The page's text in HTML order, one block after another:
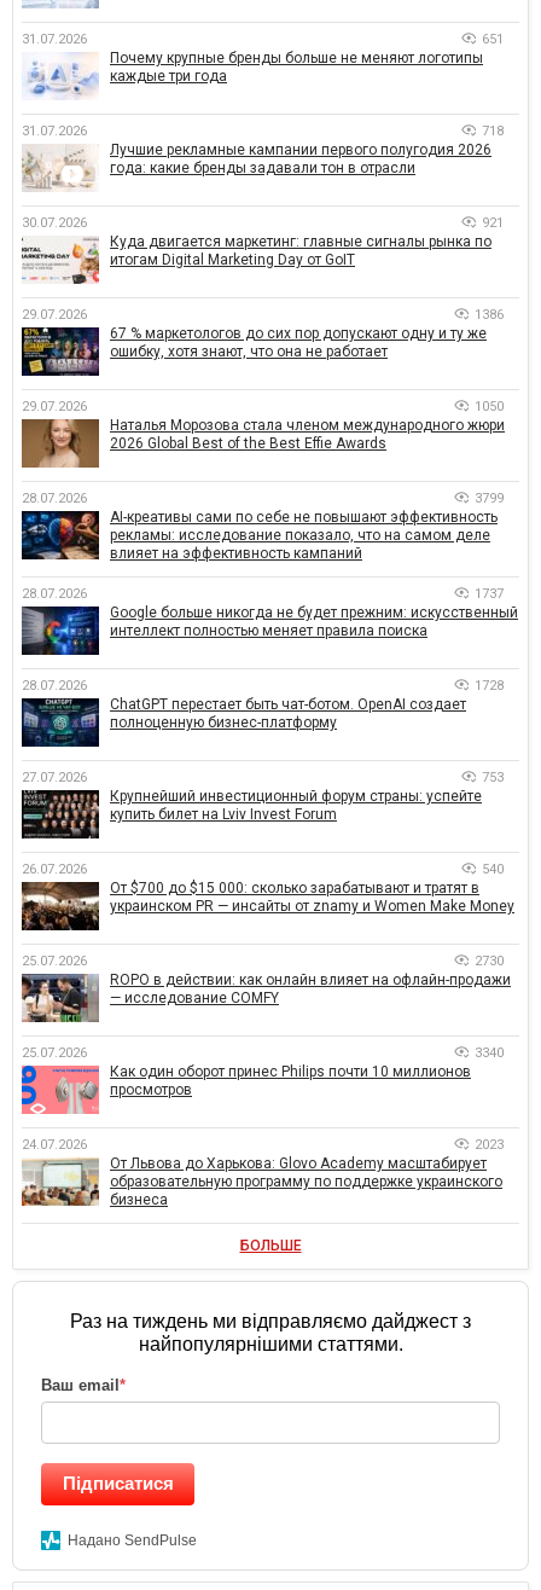
31.07.2026 651
Почему крупные бренды больше не меняют логотипы
каждые три года
31.07.2026 718
Лучшие рекламные кампании первого полугодия 2026
года: какие бренды задавали тон в отрасли
30.07.2026 921
Куда двигается маркетинг: главные сигналы рынка по
итогам Digital Marketing Day от GoIT
29.07.2026 1386
67 % маркетологов до сих пор допускают одну и ту же
ошибку, хотя знают, что она не работает
29.07.2026 1050
Наталья Морозова стала членом международного жюри
2026 Global Best of the Best Effie Awards
28.07.2026 3799
AI-креативы сами по себе не повышают эффективность
рекламы: исследование показало, что на самом деле
влияет на эффективность кампаний
28.07.2026 1737
Google больше никогда не будет прежним: искусственный
интеллект полностью меняет правила поиска
28.07.2026 1728
ChatGPT перестает быть чат-ботом. OpenAI создает
полноценную бизнес-платформу
27.07.2026 753
Крупнейший инвестиционный форум страны: успейте
купить билет на Lviv Invest Forum
26.07.2026 540
От $700 до $15 000: сколько зарабатывают и тратят в
украинском PR — инсайты от znamy и Women Make Money
25.07.2026 2730
ROPO в действии: как онлайн влияет на офлайн-продажи
— исследование COMFY
25.07.2026 3340
Как один оборот принес Philips почти 10 миллионов
просмотров
24.07.2026 2023
От Львова до Харькова: Glovo Academy масштабирует
образовательную программу по поддержке украинского
бизнеса
БОЛЬШЕ
Раз на тиждень ми відправляємо дайджест з
найпопулярнішими статтями.
Ваш email*
Підписатися
Надано SendPulse